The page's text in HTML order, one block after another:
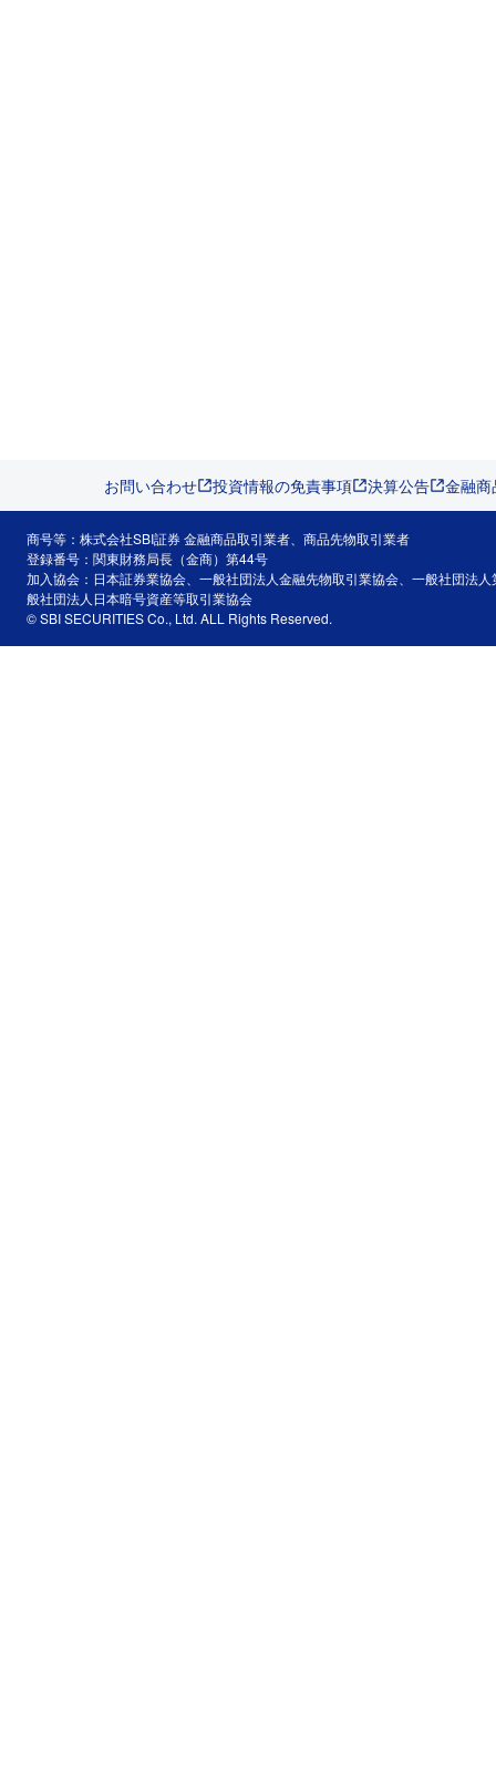
お問い合わせ 投資情報の免責事項 決算公告 金融
商号等：株式会社SBI証券 金融商品取引業者、商品先物取引業者
登録番号：関東財務局長（金商）第44号
加入協会：日本証券業協会、一般社団法人金融先物取引業協会、一般社団法
般社団法人日本暗号資産等取引業協会
© SBI SECURITIES Co., Ltd. ALL Rights Reserved.